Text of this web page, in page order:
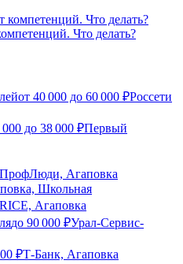
Что делать?
от 40 000 до 60 000 ₽Россети
000 до 38 000 ₽Первый
ПрофЛюди, Агаповка
Школьная
Агаповка
до 90 000 ₽Урал-Сервис-
₽Т-Банк, Агаповка